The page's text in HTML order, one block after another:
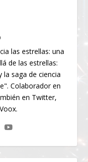
las estrellas: una
de las estrellas:
la saga de ciencia
Colaborador en
en Twitter,